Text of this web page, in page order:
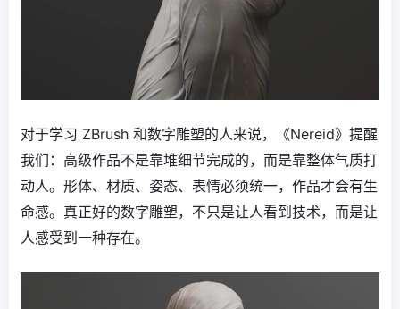
对于学习 ZBrush 和数字雕塑的人来说，《Nereid》提醒
我们：高级作品不是靠堆细节完成的，而是靠整体气质打
动人。形体、材质、姿态、表情必须统一，作品才会有生
命感。真正好的数字雕塑，不只是让人看到技术，而是让
人感受到一种存在。